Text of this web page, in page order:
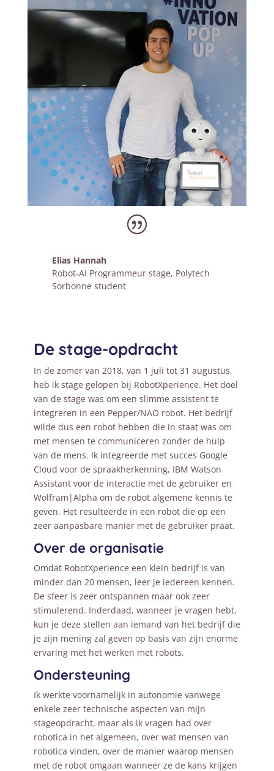
Elias Hannah
Robot-AI Programmeur stage, Polytech
Sorbonne student
De stage-opdracht
In de zomer van 2018, van 1 juli tot 31 augustus,
heb ik stage gelopen bij RobotXperience. Het doel
van de stage was om een slimme assistent te
integreren in een Pepper/NAO robot. Het bedrijf
wilde dus een robot hebben die in staat was om
met mensen te communiceren zonder de hulp
van de mens. Ik integreerde met succes Google
Cloud voor de spraakherkenning, IBM Watson
Assistant voor de interactie met de gebruiker en
Wolfram|Alpha om de robot algemene kennis te
geven. Het resulteerde in een robot die op een
zeer aanpasbare manier met de gebruiker praat.
Over de organisatie
Omdat RobotXperience een klein bedrijf is van
minder dan 20 mensen, leer je iedereen kennen.
De sfeer is zeer ontspannen maar ook zeer
stimulerend. Inderdaad, wanneer je vragen hebt,
kun je deze stellen aan iemand van het bedrijf die
je zijn mening zal geven op basis van zijn enorme
ervaring met het werken met robots.
Ondersteuning
Ik werkte voornamelijk in autonomie vanwege
enkele zeer technische aspecten van mijn
stageopdracht, maar als ik vragen had over
robotica in het algemeen, over wat mensen van
robotica vinden, over de manier waarop mensen
met de robot omgaan wanneer ze de kans krijgen